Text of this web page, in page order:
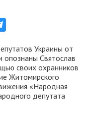
Украины от
опознаны Святослав
своих охранников
Житомирского
«Народная
депутата